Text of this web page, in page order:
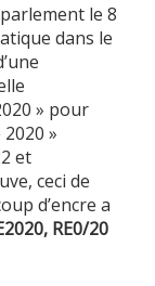
le 8
dans le
» pour
»
et
ceci de
d’encre a
RE0/20